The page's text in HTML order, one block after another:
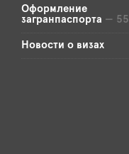
Оформление
загранпаспорта — 55
Новости о визах